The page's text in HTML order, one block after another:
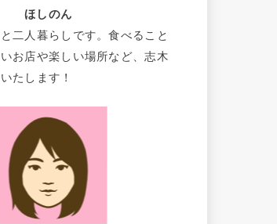
ほしのん
二人暮らしです。食べること
お店や楽しい場所など、志木
たします！